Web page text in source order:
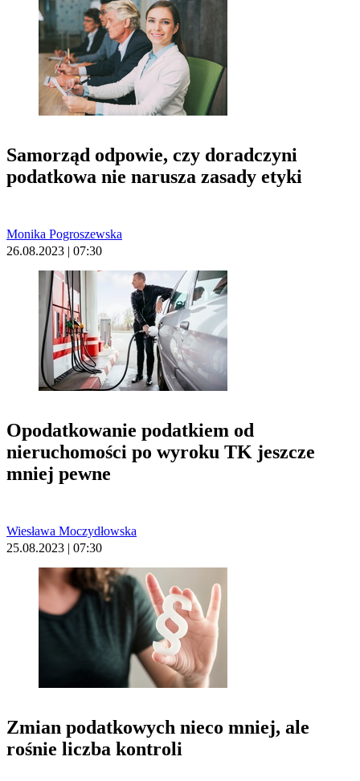
Samorząd odpowie, czy doradczyni
podatkowa nie narusza zasady etyki
Monika Pogroszewska
26.08.2023 | 07:30
Opodatkowanie podatkiem od
nieruchomości po wyroku TK jeszcze
mniej pewne
Wiesława Moczydłowska
25.08.2023 | 07:30
Zmian podatkowych nieco mniej, ale
rośnie liczba kontroli